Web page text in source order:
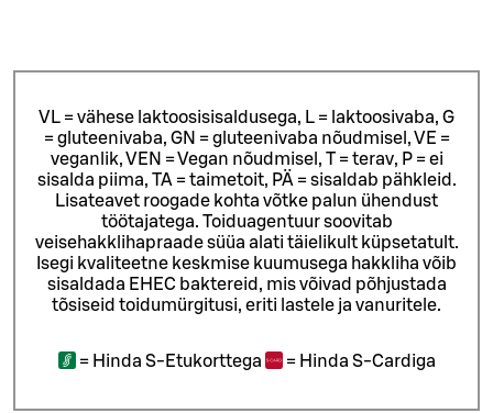
VL = vähese laktoosisisaldusega, L = laktoosivaba, G
= gluteenivaba, GN = gluteenivaba nõudmisel, VE =
veganlik, VEN = Vegan nõudmisel, T = terav, P = ei
sisalda piima, TA = taimetoit, PÄ = sisaldab pähkleid.
Lisateavet roogade kohta võtke palun ühendust
töötajatega. Toiduagentuur soovitab
veisehakklihapraade süüa alati täielikult küpsetatult.
Isegi kvaliteetne keskmise kuumusega hakkliha võib
sisaldada EHEC baktereid, mis võivad põhjustada
tõsiseid toidumürgitusi, eriti lastele ja vanuritele.
= Hinda S-Etukorttega = Hinda S-Cardiga